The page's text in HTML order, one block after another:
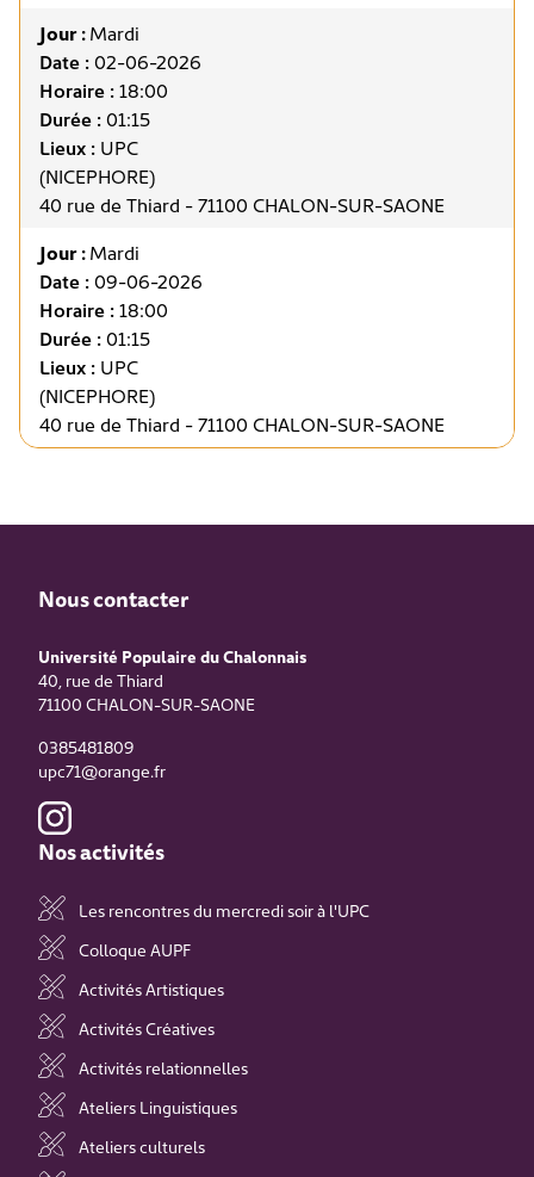
Jour :Mardi
Date :02-06-2026
Horaire :18:00
Durée :01:15
Lieux : UPC
(NICEPHORE)
40 rue de Thiard - 71100 CHALON-SUR-SAONE
Jour :Mardi
Date :09-06-2026
Horaire :18:00
Durée :01:15
Lieux : UPC
(NICEPHORE)
40 rue de Thiard - 71100 CHALON-SUR-SAONE
Nous contacter
Université Populaire du Chalonnais
40, rue de Thiard
71100 CHALON-SUR-SAONE
0385481809
upc71@orange.fr
Nos activités
Les rencontres du mercredi soir à l'UPC
Colloque AUPF
Activités Artistiques
Activités Créatives
Activités relationnelles
Ateliers Linguistiques
Ateliers culturels